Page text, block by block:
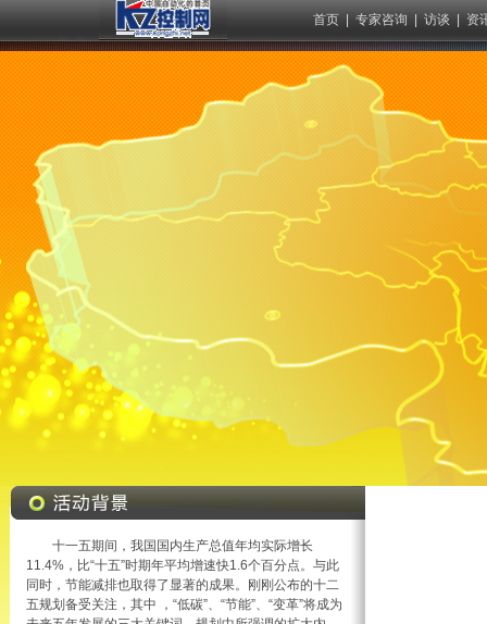
首页 专家咨询 访谈 资
十一五期间，我国国内生产总值年均实际增长
11.4%，比“十五”时期年平均增速快1.6个百分点。与此
同时，节能减排也取得了显著的成果。刚刚公布的十二
五规划备受关注，其中 ，“低碳”、“节能”、“变革”将成为